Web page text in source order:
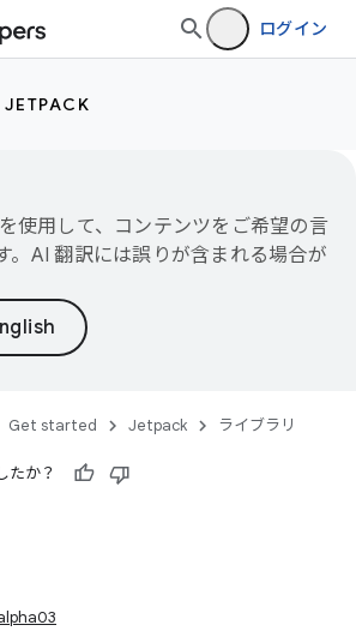
ログイン
JETPACK
使用して、コンテンツをご希望の言
。AI 翻訳には誤りが含まれる場合が
Get started Jetpack ライブラリ
たか？